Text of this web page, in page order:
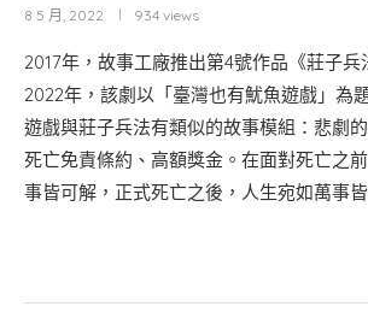
8 5 月, 2022 934 views
2017年，故事工廠推出第4號作品《莊子兵
2022年，該劇以「臺灣也有魷魚遊戲」為
遊戲與莊子兵法有類似的故事模組：悲劇
死亡免責條約、高額獎金。在面對死亡之
事皆可解，正式死亡之後，人生宛如萬事